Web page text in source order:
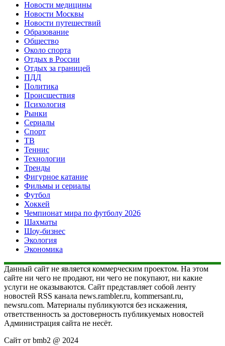
Новости медицины
Новости Москвы
Новости путешествий
Образование
Общество
Около спорта
Отдых в России
Отдых за границей
ПДД
Политика
Происшествия
Психология
Рынки
Сериалы
Спорт
ТВ
Теннис
Технологии
Тренды
Фигурное катание
Фильмы и сериалы
Футбол
Хоккей
Чемпионат мира по футболу 2026
Шахматы
Шоу-бизнес
Экология
Экономика
Данный сайт не является коммерческим проектом. На этом
сайте ни чего не продают, ни чего не покупают, ни какие
услуги не оказываются. Сайт представляет собой ленту
новостей RSS канала news.rambler.ru, kommersant.ru,
newsru.com. Материалы публикуются без искажения,
ответственность за достоверность публикуемых новостей
Администрация сайта не несёт.
Сайт от bmb2 @ 2024